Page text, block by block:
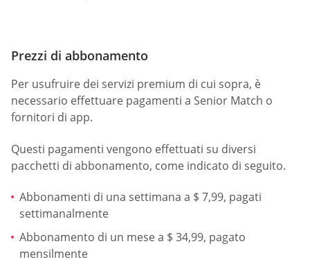
Prezzi di abbonamento
Per usufruire dei servizi premium di cui sopra, è
necessario effettuare pagamenti a Senior Match o
fornitori di app.
Questi pagamenti vengono effettuati su diversi
pacchetti di abbonamento, come indicato di seguito.
Abbonamenti di una settimana a $ 7,99, pagati
settimanalmente
Abbonamento di un mese a $ 34,99, pagato
mensilmente